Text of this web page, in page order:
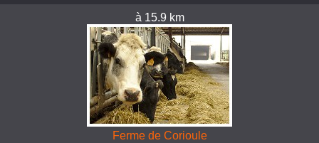
à 15.9 km
Ferme de Corioule